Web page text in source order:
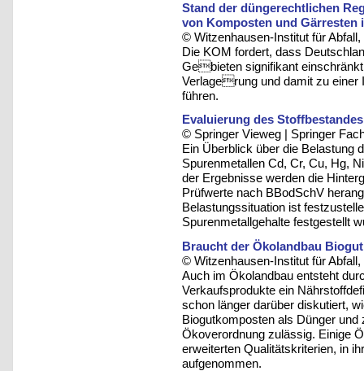
Stand der düngerechtlichen
von Komposten und Gärresten
© Witzenhausen-Institut für
Die KOM fordert, dass
Gebieten signifikant
Verlagerung und damit zu einer
führen.
Evaluierung des
© Springer Vieweg | Springer
Ein Überblick über die Belastung
Spurenmetallen Cd, Cr, Cu, Hg,
der Ergebnisse werden die
Prüfwerte nach BBodSchV
Belastungssituation ist
Spurenmetallgehalte festgestellt
Braucht der Ökolandbau
© Witzenhausen-Institut für
Auch im Ökolandbau entsteht
Verkaufsprodukte ein
schon länger darüber diskutiert,
Biogutkomposten als Dünger
Ökoverordnung zulässig. Einige
erweiterten Qualitätskriterien, in
aufgenommen.